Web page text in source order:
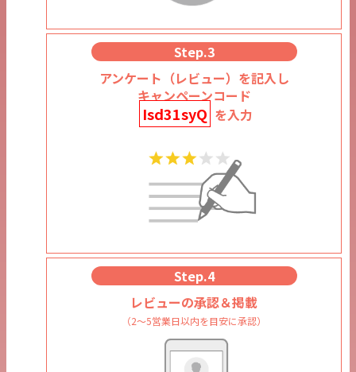
Step.3
アンケート（レビュー）を記入し
キャンペーンコード
Isd31syQ を入力
Step.4
レビューの承認＆掲載
（2～5営業日以内を目安に承認）